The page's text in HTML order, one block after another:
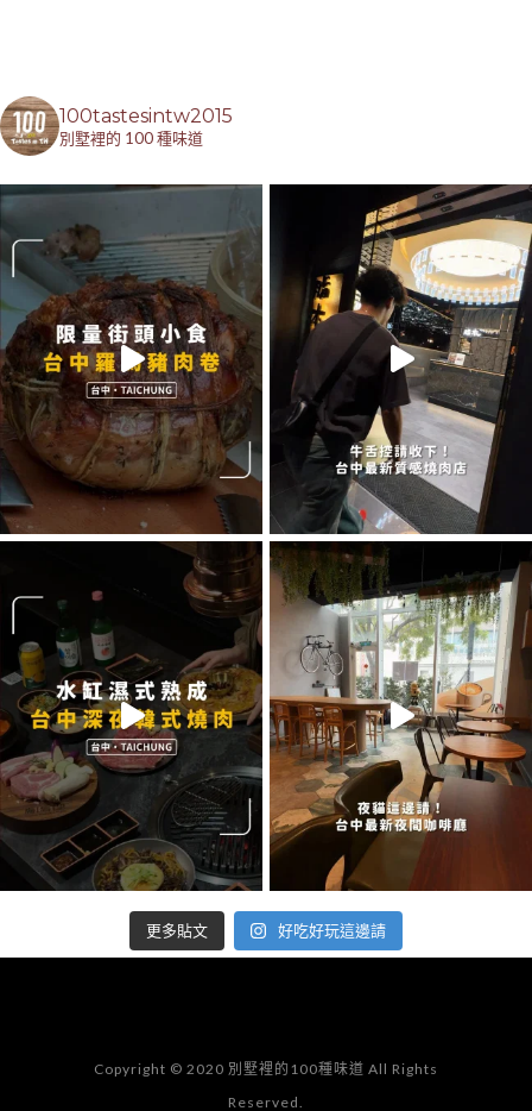
100tastesintw2015
別墅裡的 100 種味道
更多貼文 好吃好玩這邊請
Copyright © 2020 別墅裡的100種味道 All Rights
Reserved.